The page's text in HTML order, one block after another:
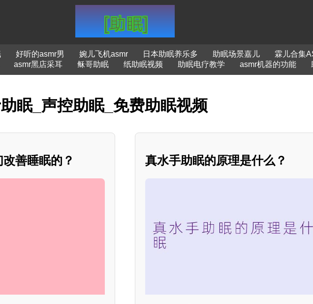
好听的asmr男 婉儿飞机asmr 日本助眠养乐多 助眠场景嘉儿 霖儿合集
asmr黑店采耳 稣哥助眠 纸助眠视频 助眠电疗教学 asmr机器的功能
眠_声控助眠_免费助眠视频
善睡眠的？ 真水手助眠的原理是什么？